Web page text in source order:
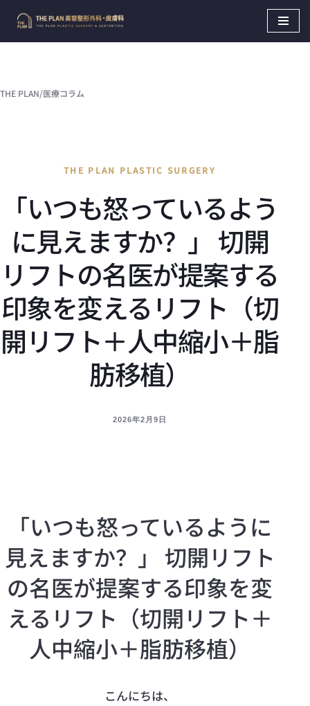
THE PLAN/医療コラム
THE PLAN PLASTIC SURGERY
「いつも怒っているよう
に見えますか？」 切開
リフトの名医が提案する
印象を変えるリフト（切
開リフト＋人中縮小＋脂
肪移植）
2026年2月9日
「いつも怒っているように
見えますか？」 切開リフト
の名医が提案する印象を変
えるリフト（切開リフト＋
人中縮小＋脂肪移植）
こんにちは、